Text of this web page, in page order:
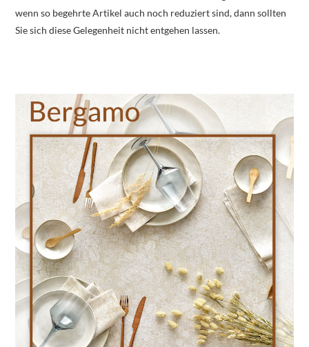
wenn so begehrte Artikel auch noch reduziert sind, dann sollten
Sie sich diese Gelegenheit nicht entgehen lassen.